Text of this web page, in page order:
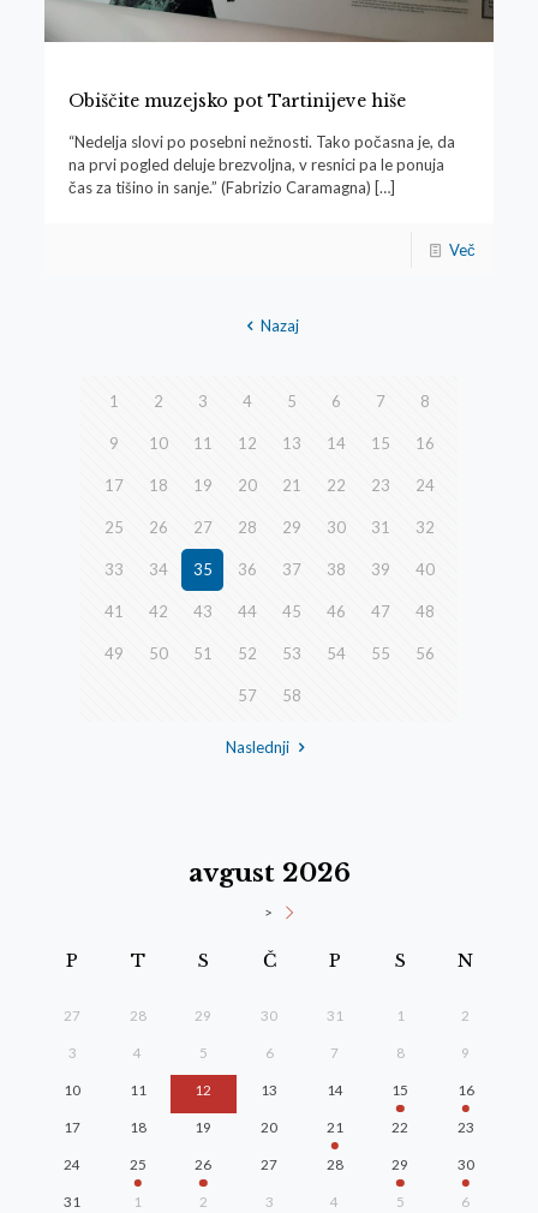
Obiščite muzejsko pot Tartinijeve hiše
“Nedelja slovi po posebni nežnosti. Tako počasna je, da
na prvi pogled deluje brezvoljna, v resnici pa le ponuja
čas za tišino in sanje.” (Fabrizio Caramagna) […]
Več
Nazaj
1 2 3 4 5 6 7 8
9 10 11 12 13 14 15 16
17 18 19 20 21 22 23 24
25 26 27 28 29 30 31 32
33 34 35 36 37 38 39 40
41 42 43 44 45 46 47 48
49 50 51 52 53 54 55 56
57 58
Naslednji
avgust 2026
>
P T S Č P S N
27 28 29 30 31 1 2
3 4 5 6 7 8 9
10 11 12 13 14 15 16
17 18 19 20 21 22 23
24 25 26 27 28 29 30
31 1 2 3 4 5 6